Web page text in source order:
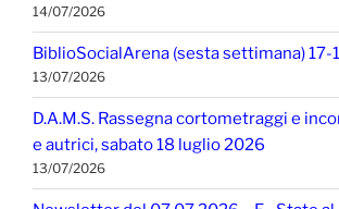
14/07/2026
BiblioSocialArena (sesta settimana) 17-
13/07/2026
D.A.M.S. Rassegna cortometraggi e
e autrici, sabato 18 luglio 2026
13/07/2026